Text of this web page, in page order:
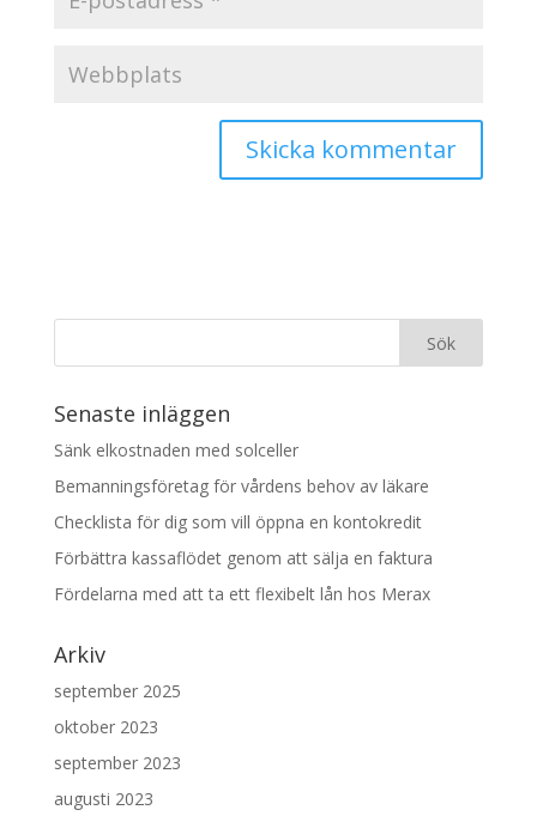
Senaste inläggen
Sänk elkostnaden med solceller
Bemanningsföretag för vårdens behov av läkare
Checklista för dig som vill öppna en kontokredit
Förbättra kassaflödet genom att sälja en faktura
Fördelarna med att ta ett flexibelt lån hos Merax
Arkiv
september 2025
oktober 2023
september 2023
augusti 2023